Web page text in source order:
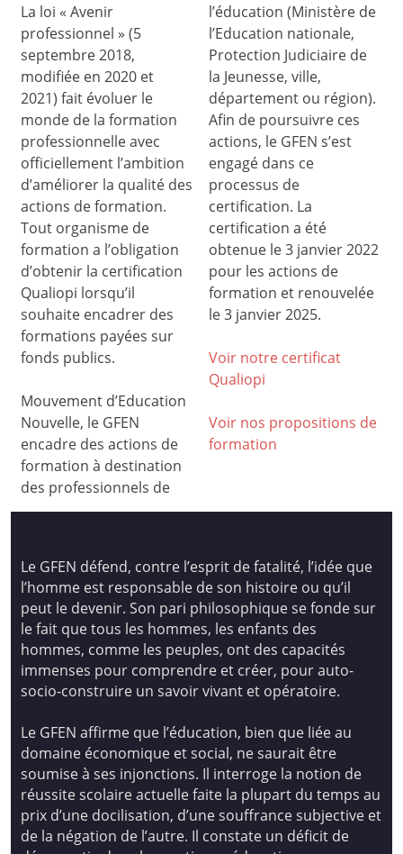
La loi « Avenir
professionnel » (5
septembre 2018,
modifiée en 2020 et
2021) fait évoluer le
monde de la formation
professionnelle avec
officiellement l’ambition
d’améliorer la qualité des
actions de formation.
Tout organisme de
formation a l’obligation
d’obtenir la certification
Qualiopi lorsqu’il
souhaite encadrer des
formations payées sur
fonds publics.
Mouvement d’Education
Nouvelle, le GFEN
encadre des actions de
formation à destination
des professionnels de
l’éducation (Ministère de
l’Education nationale,
Protection Judiciaire de
la Jeunesse, ville,
département ou région).
Afin de poursuivre ces
actions, le GFEN s’est
engagé dans ce
processus de
certification. La
certification a été
obtenue le 3 janvier 2022
pour les actions de
formation et renouvelée
le 3 janvier 2025.
Voir notre certificat
Qualiopi
Voir nos propositions de
formation
Le GFEN défend, contre l’esprit de fatalité, l’idée que
l’homme est responsable de son histoire ou qu’il
peut le devenir. Son pari philosophique se fonde sur
le fait que tous les hommes, les enfants des
hommes, comme les peuples, ont des capacités
immenses pour comprendre et créer, pour auto-
socio-construire un savoir vivant et opératoire.
Le GFEN affirme que l’éducation, bien que liée au
domaine économique et social, ne saurait être
soumise à ses injonctions. Il interroge la notion de
réussite scolaire actuelle faite la plupart du temps au
prix d’une docilisation, d’une souffrance subjective et
de la négation de l’autre. Il constate un déficit de